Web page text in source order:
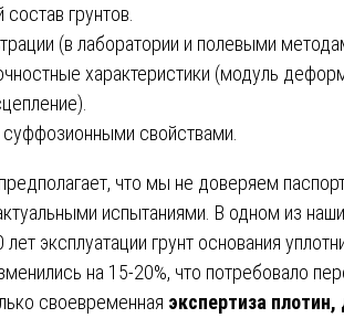
грунтов.
(в лаборатории и полевыми
характеристики (модуль
свойствами.
что мы не доверяем
испытаниями. В одном из
эксплуатации грунт основания
на 15-20%, что потребовало
своевременная экспертиза